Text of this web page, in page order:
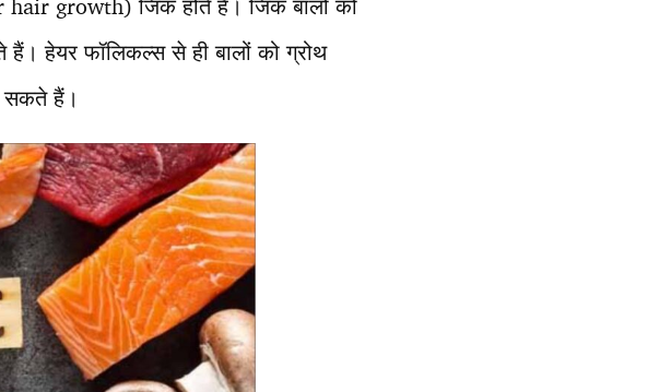
hair growth) जिंक होते हैं। जिंक बालों को
हेयर फॉलिकल्स से ही बालों को ग्रोथ
सकते हैं।